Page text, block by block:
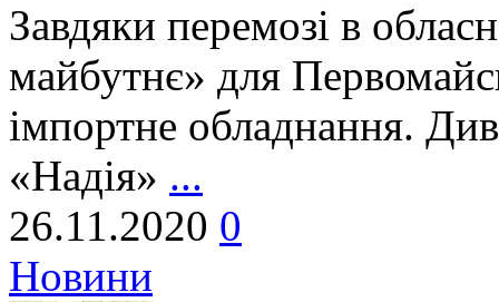
Завдяки перемозі в
майбутнє» для
імпортне обладнання.
«Надія» ...
26.11.2020 0
Новини